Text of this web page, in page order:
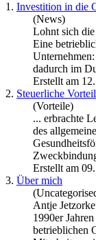
1. Investition in die
(News)
Lohnt sich
Eine
dadurch im
Erstellt am
2. Steuerliche
(Vorteile)
... erbrachte
des
Erstellt am
3. Über mich
Antje
1990er
betrieblichen